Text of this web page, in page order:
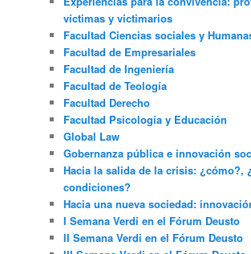
víctimas y victimarios
Facultad Ciencias sociales y
Facultad de Empresariales
Facultad de Ingeniería
Facultad de Teología
Facultad Derecho
Facultad Psicología y Educación
Global Law
Gobernanza pública e innovación
Hacia la salida de la crisis: ¿cómo?,
condiciones?
Hacia una nueva sociedad:
I Semana Verdi en el Fórum Deusto
II Semana Verdi en el Fórum Deusto